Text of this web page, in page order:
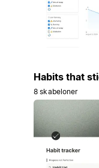
Habits that
8 skabeloner